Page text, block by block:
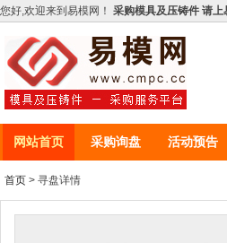
您好,欢迎来到易模网！ 采购模具及压铸件 请上
网站首页 采购询盘 活动预告
首页 > 寻盘详情